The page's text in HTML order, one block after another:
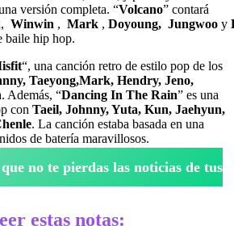
versión completa. “Volcano” contará
, Winwin , Mark , Doyoung, Jungwoo y
baile hip hop.
“, una canción retro de estilo pop de los
Taeyong,Mark, Hendry, Jeno,
. Además, “Dancing In The Rain” es una
con Taeil, Johnny, Yuta, Kun, Jaehyun,
. La canción estaba basada en una
de batería maravillosos.
no te pierdas las noticias de tus
estas notas: